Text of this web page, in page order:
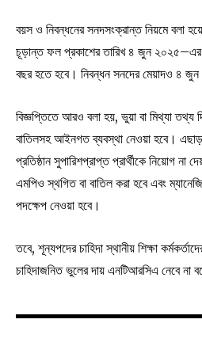
বয়স ও নিবন্ধনের সনদসংক্রান্ত নিয়মে বলা
চূড়ান্ত ফল প্রকাশের তারিখ ৪ জুন ২০২৫–এর
বছর হতে হবে। নিবন্ধন সনদের মেয়াদও ৪ জুন
বিজ্ঞপ্তিতে আরও বলা হয়, ভুয়া বা মিথ্যা তথ্য
বাতিলসহ আইনগত ব্যবস্থা নেওয়া হবে।
প্রতিষ্ঠান সুপারিশপ্রাপ্ত প্রার্থীকে নিয়োগ না
এমপিও স্থগিত বা বাতিল করা হবে এবং
পদক্ষেপ নেওয়া হবে।
তবে, শূন্যপদের চাহিদা স্থানীয় শিক্ষা
চাহিদাজনিত ভুলের দায় এনটিআরসিএ নেবে না